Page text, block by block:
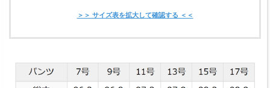
＞＞ サイズ表を拡大して確認する ＜＜